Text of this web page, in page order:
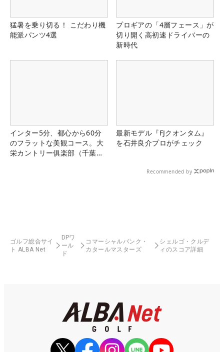
猛暑を乗り切る！ こだわり機
能派パンツ4選
プロギアの「4層フェース」が
切り開く高初速ドライバーの
新時代
インター5分、都心から60分
のフラットな美観コース。大
栄カントリー俱楽部（千葉
最新モデル『FJクオンタム』
を石井良介プロがチェック
Recommended by
ゴルフ総合サイ
ト ALBA Net
DPワ
ール
ド
コマーシャルバンク・
カタールマスターズ
シェルゴ・クルデ
ィのスコア詳細